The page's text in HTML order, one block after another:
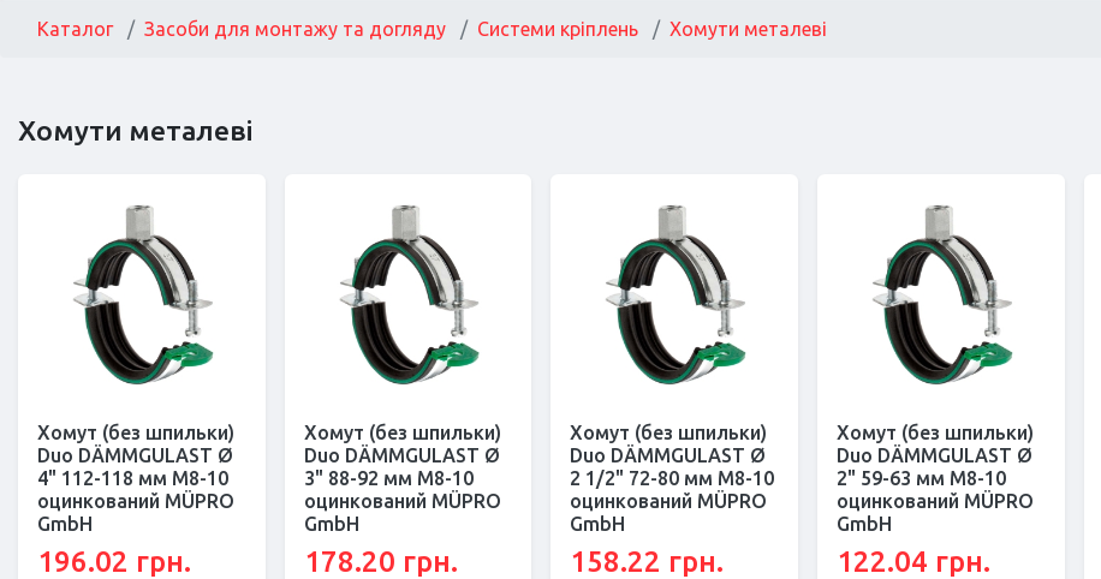
Каталог Засоби для монтажу та догляду Системи кріплень Хомути металеві
Хомути металеві
Хомут (без шпильки)
Duo DÄMMGULAST Ø
4" 112-118 мм M8-10
оцинкований MÜPRO
GmbH
196.02 грн.
Хомут (без шпильки)
Duo DÄMMGULAST Ø
3" 88-92 мм M8-10
оцинкований MÜPRO
GmbH
178.20 грн.
Хомут (без шпильки)
Duo DÄMMGULAST Ø
2 1/2" 72-80 мм M8-10
оцинкований MÜPRO
GmbH
158.22 грн.
Хомут (без шпильки)
Duo DÄMMGULAST Ø
2" 59-63 мм M8-10
оцинкований MÜPRO
GmbH
122.04 грн.